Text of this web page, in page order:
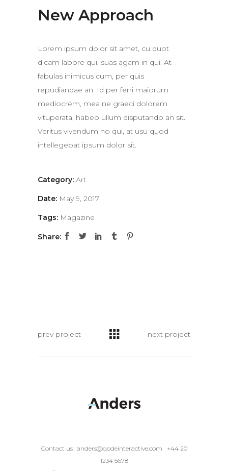
New Approach
Lorem ipsum dolor sit amet, cu quot
dicam labore qui, suas agam in qui. At
fabulas inimicus cum, per quis
repudiandae an. Id per ferri maiorum
mediocrem, mea ne graeci dolorem
vituperata, habeo ullum disputando an sit.
Veritus vivendum no qui, at usu quod
intellegebat ipsum dolor sit.
Category: Art
Date: May 9, 2017
Tags: Magazine
Share:
prev project next project
Contact us : anders@qodeinteractive.com
+44 20
1234 5678